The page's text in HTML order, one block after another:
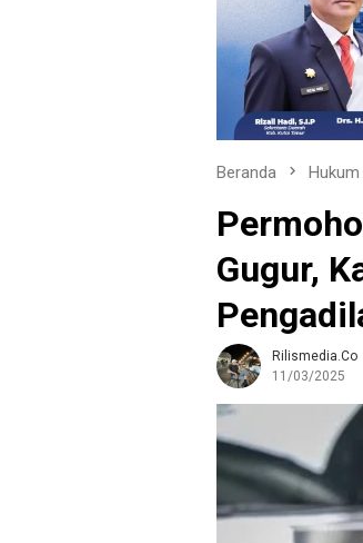
Beranda
Gugur,
Rilismedia.co
11/03/2025